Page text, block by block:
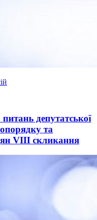
питань депутатської
та
VІIІ скликання